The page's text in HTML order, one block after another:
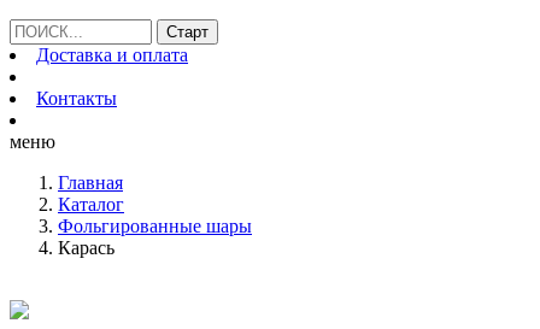
Доставка и оплата
Контакты
меню
Главная
Каталог
Фольгированные шары
Карась